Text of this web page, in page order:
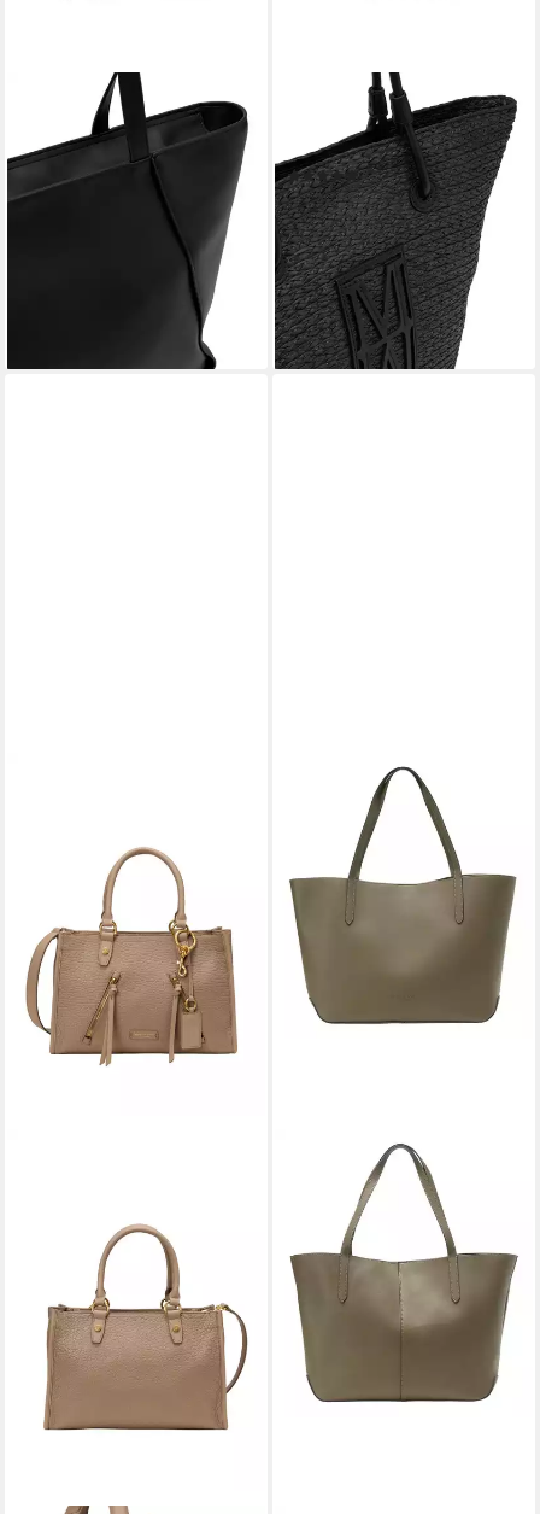
MARC O'POLO
Shopper aus einer
Lederalternative aus
recyceltem Polyester
159,95 €
lieferbar - in 2-3 Werktagen bei dir
MARC O'POLO
Shopper mit edlen Echtleder-
Details
(1)
121,56 € UVP159,95 €
-24%
leider ausverkauft